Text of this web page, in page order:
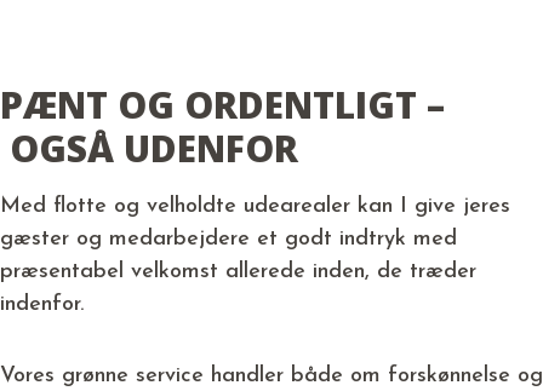
PÆNT OG ORDENTLIGT –
OGSÅ UDENFOR
Med flotte og velholdte udearealer kan I give jeres
gæster og medarbejdere et godt indtryk med
præsentabel velkomst allerede inden, de træder
indenfor.
Vores grønne service handler både om forskønnelse og